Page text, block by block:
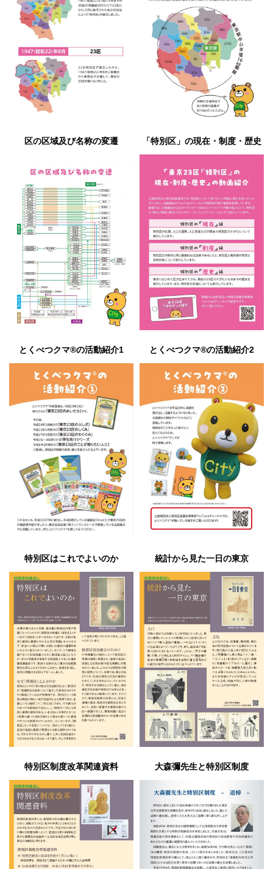
区の区域及び名称の変遷 「特別区」の現在・制度・歴史
とくべつクマ®の活動紹介1 とくべつクマ®の活動紹介2
特別区はこれでよいのか 統計から見た一日の東京
特別区制度改革関連資料 大森彌先生と特別区制度